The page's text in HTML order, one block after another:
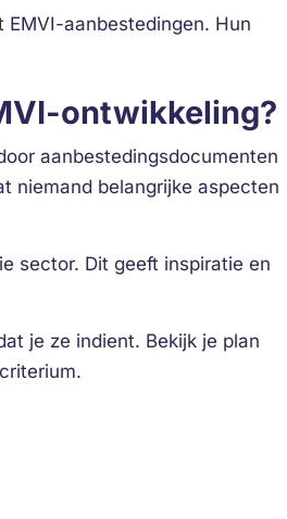
aanbestedingen. Hun
ontwikkeling?
aanbestedingsdocumenten
niemand belangrijke aspecten
sector. Dit geeft inspiratie en
je ze indient. Bekijk je plan